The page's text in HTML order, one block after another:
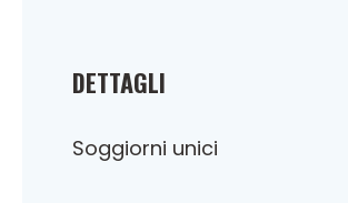
DETTAGLI
Soggiorni unici